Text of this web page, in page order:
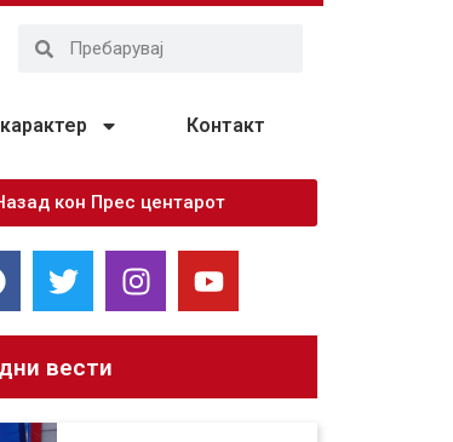
Контакт
кон Прес центарот
вести